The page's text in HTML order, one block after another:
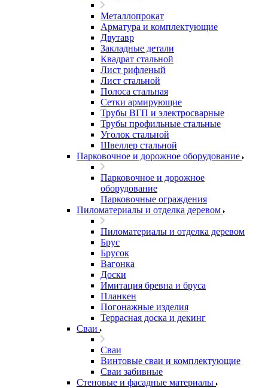
Металлопрокат
Арматура и комплектующие
Двутавр
Закладные детали
Квадрат стальной
Лист рифленый
Лист стальной
Полоса стальная
Сетки армирующие
Трубы ВГП и электросварные
Трубы профильные стальные
Уголок стальной
Швеллер стальной
Парковочное и дорожное оборудование
Парковочное и дорожное
оборудование
Парковочные ограждения
Пиломатериалы и отделка деревом
Пиломатериалы и отделка деревом
Брус
Брусок
Вагонка
Доски
Имитация бревна и бруса
Планкен
Погонажные изделия
Террасная доска и декинг
Сваи
Сваи
Винтовые сваи и комплектующие
Сваи забивные
Стеновые и фасадные материалы